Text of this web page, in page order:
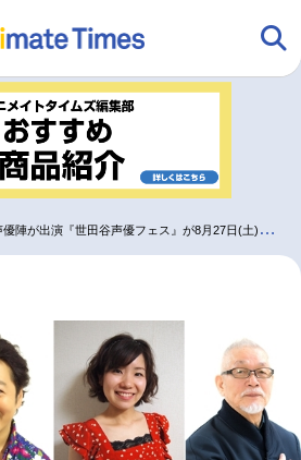
ング アニメ
トレンド 無料マンガ
陣が出演『世田谷声優フェス』が8月27日(土)に開催！